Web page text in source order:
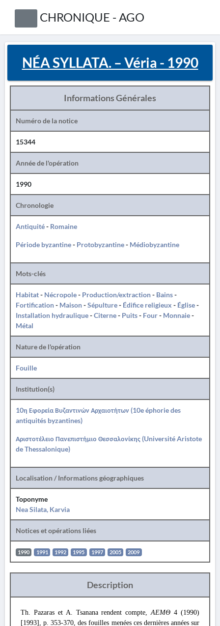
CHRONIQUE - AGO
NÉA SYLLATA. – Véria - 1990
Informations Générales
Numéro de la notice
15344
Année de l'opération
1990
Chronologie
Antiquité- Romaine
Période byzantine- Protobyzantine- Médiobyzantine
Mots-clés
Habitat- Nécropole- Production/extraction- Bains-
Fortification- Maison-Sépulture- Édifice religieux - Église-
Installation hydraulique-Citerne- Puits- Four- Monnaie-
Métal
Nature de l'opération
Fouille
Institution(s)
10η Εφορεία Βυζαντινών Αρχαιοτήτων (10e éphorie des
antiquités byzantines)
Αριστοτέλειο Πανεπιστήμιο Θεσσαλονίκης (Université Aristote
de Thessalonique)
Localisation / Informations géographiques
Toponyme
Nea Silata, Karvia
Notices et opérations liées
1990 1991 1992 1995 1997 2005 2009
Description
Th. Pazaras et A. Tsanana rendent compte,ΑΕΜΘ4 (1990)
[1993], p. 353-370, des fouilles menées ces dernières années sur